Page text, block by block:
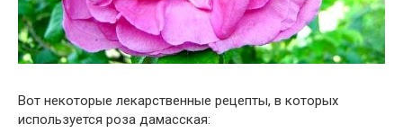
Вот некоторые лекарственные рецепты, в которых
используется роза дамасская: